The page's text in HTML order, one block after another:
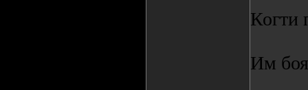
Когти
Им